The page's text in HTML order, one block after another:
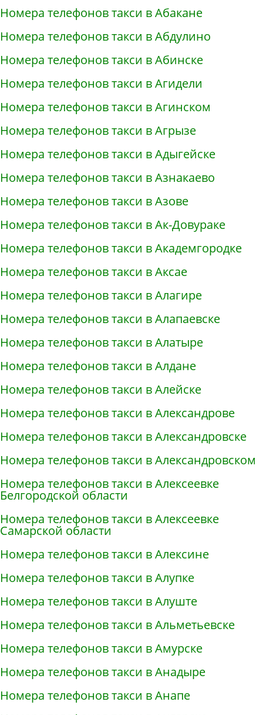
Номера телефонов такси в Абакане
Номера телефонов такси в Абдулино
Номера телефонов такси в Абинске
Номера телефонов такси в Агидели
Номера телефонов такси в Агинском
Номера телефонов такси в Агрызе
Номера телефонов такси в Адыгейске
Номера телефонов такси в Азнакаево
Номера телефонов такси в Азове
Номера телефонов такси в Ак-Довураке
Номера телефонов такси в Академгородке
Номера телефонов такси в Аксае
Номера телефонов такси в Алагире
Номера телефонов такси в Алапаевске
Номера телефонов такси в Алатыре
Номера телефонов такси в Алдане
Номера телефонов такси в Алейске
Номера телефонов такси в Александрове
Номера телефонов такси в Александровске
Номера телефонов такси в Александровском
Номера телефонов такси в Алексеевке
Белгородской области
Номера телефонов такси в Алексеевке
Самарской области
Номера телефонов такси в Алексине
Номера телефонов такси в Алупке
Номера телефонов такси в Алуште
Номера телефонов такси в Альметьевске
Номера телефонов такси в Амурске
Номера телефонов такси в Анадыре
Номера телефонов такси в Анапе